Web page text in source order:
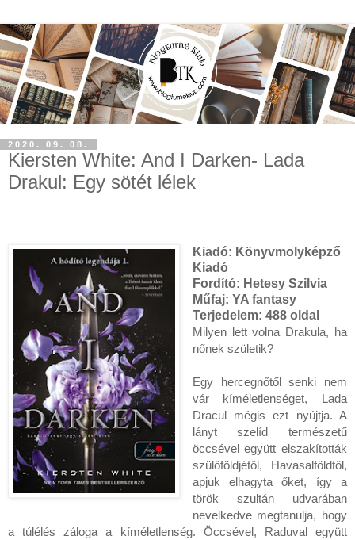
2020. 09. 08.
Kiersten White: And I Darken- Lada
Drakul: Egy sötét lélek
Kiadó: Könyvmolyképző
Kiadó
Fordító: Hetesy Szilvia
Műfaj: YA fantasy
Terjedelem: 488 oldal
Milyen ​lett volna Drakula, ha
nőnek születik?
Egy hercegnőtől senki nem
vár kíméletlenséget, Lada
Dracul mégis ezt nyújtja. A
lányt szelíd természetű
öccsével együtt elszakították
szülőföldjétől, Havasalföldtől,
apjuk elhagyta őket, így a
török szultán udvarában
nevelkedve megtanulja, hogy
a túlélés záloga a kíméletlenség. Öccsével, Raduval együtt